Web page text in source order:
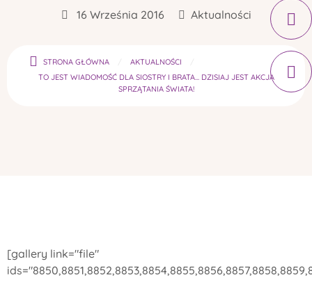
16 Września 2016 Aktualności
STRONA GŁÓWNA
AKTUALNOŚCI
TO JEST WIADOMOŚĆ DLA SIOSTRY I BRATA... DZISIAJ JEST AKCJA
SPRZĄTANIA ŚWIATA!
[gallery link="file"